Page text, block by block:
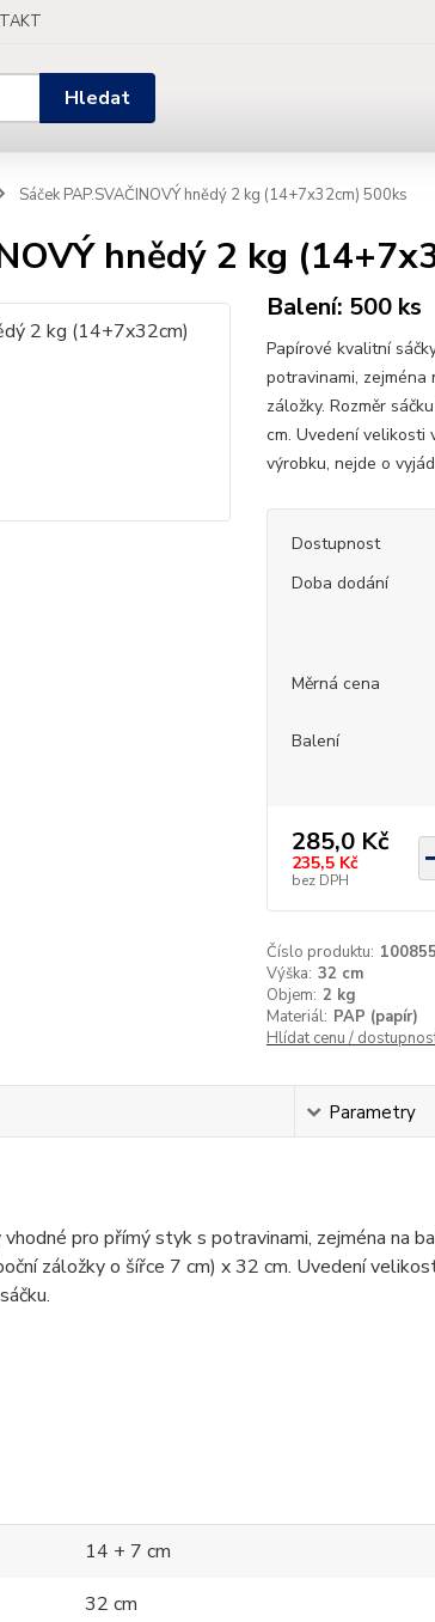
Hledat
Sáček PAP.SVAČINOVÝ hnědý 2 kg (14+7x32cm) 500ks
hnědý 2 kg
Balení: 500 ks
Papírové kvalitní
potravinami, zejména
záložky. Rozměr
cm. Uvedení
výrobku, nejde o
Dostupnost
Doba dodání
Měrná cena
Balení
285,0 Kč
235,5 Kč
bez DPH
Číslo produktu: 100855
Výška: 32 cm
Objem: 2 kg
Materiál: PAP (papír)
Hlídat cenu /
Parametry
pro přímý styk s potravinami, zejména na
záložky o šířce 7 cm) x 32 cm. Uvedení
14 + 7 cm
32 cm